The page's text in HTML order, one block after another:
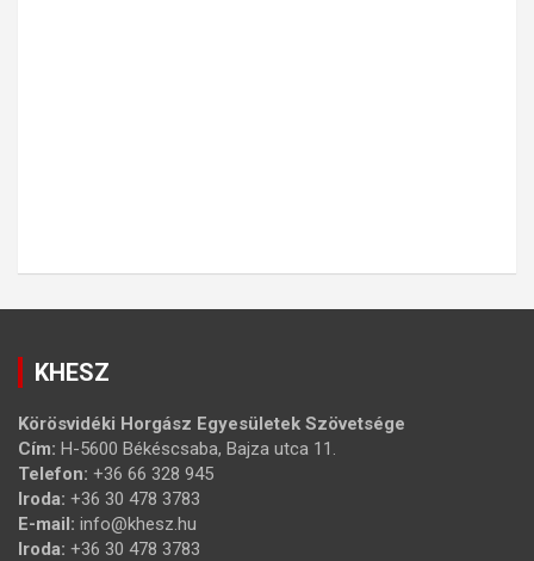
KHESZ
Körösvidéki Horgász Egyesületek Szövetsége
Cím: H-5600 Békéscsaba, Bajza utca 11.
Telefon: +36 66 328 945
Iroda: +36 30 478 3783
E-mail: info@khesz.hu
Iroda: +36 30 478 3783